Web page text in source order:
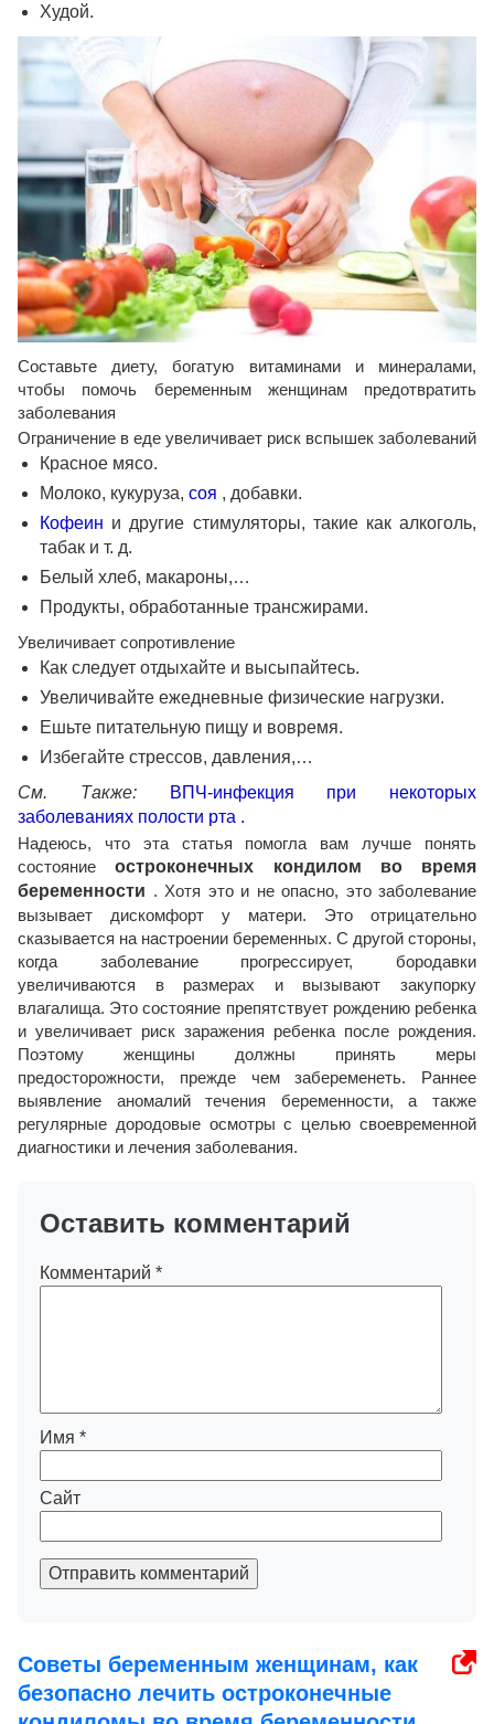
Худой.
Составьте диету, богатую витаминами и минералами,
чтобы помочь беременным женщинам предотвратить
заболевания
Ограничение в еде увеличивает риск вспышек заболеваний
Красное мясо.
Молоко, кукуруза, соя , добавки.
Кофеин и другие стимуляторы, такие как алкоголь,
табак и т. д.
Белый хлеб, макароны,…
Продукты, обработанные трансжирами.
Увеличивает сопротивление
Как следует отдыхайте и высыпайтесь.
Увеличивайте ежедневные физические нагрузки.
Ешьте питательную пищу и вовремя.
Избегайте стрессов, давления,…
См. Также:
ВПЧ-инфекция при некоторых
заболеваниях полости рта .
Надеюсь, что эта статья помогла вам лучше понять
состояниеостроконечных кондилом во время
беременности . Хотя это и не опасно, это заболевание
вызывает дискомфорт у матери. Это отрицательно
сказывается на настроении беременных. С другой стороны,
когда заболевание прогрессирует, бородавки
увеличиваются в размерах и вызывают закупорку
влагалища. Это состояние препятствует рождению ребенка
и увеличивает риск заражения ребенка после рождения.
Поэтому женщины должны принять меры
предосторожности, прежде чем забеременеть. Раннее
выявление аномалий течения беременности, а также
регулярные дородовые осмотры с целью своевременной
диагностики и лечения заболевания.
Оставить комментарий
Комментарий *
Имя *
Сайт
Отправить комментарий
Советы беременным женщинам, как
безопасно лечить остроконечные